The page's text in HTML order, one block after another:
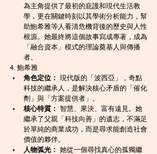
為主角提供了最初的庇護和現代生活教
學，更在關鍵時刻以其學術分析能力，幫
助鮑希雅等人看清危機背後的歷史與人性
根源。她最終將這個故事寫成專著，成為
「融合資本」模式的理論奠基人與傳播
者。
4. 鮑希雅
角色定位： 現代版的「波西亞」，奇點
科技的繼承人，是解決核心矛盾的「催化
劑」與「方案提供者」。
核心特質： 智慧、果決、富有遠見。她
繼承了父親「科技向善」的遺志，不滿足
於單純的商業成功，而是尋求能創造社會
價值的夥伴。
人物弧光： 她從一個尋找真心的孤獨繼